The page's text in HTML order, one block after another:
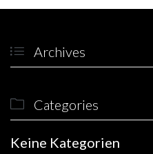
 Archives
 Categories
Keine Kategorien